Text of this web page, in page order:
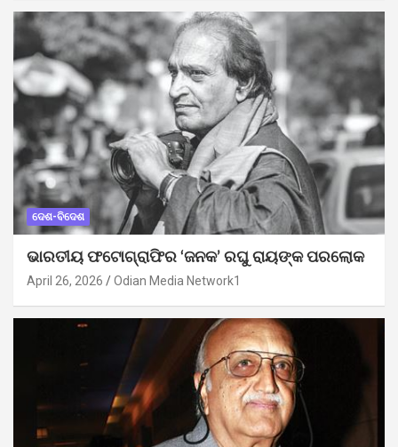
ଦେଶ-ବିଦେଶ
ଭାରତୀୟ ଫଟୋଗ୍ରାଫିର ‘ଜନକ’ ରଘୁ ରାୟଙ୍କ ପରଲୋକ
April 26, 2026 Odian Media Network1